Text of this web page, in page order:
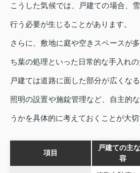
こうした気候では、戸建ての場合、
行う必要が生じることがあります。
さらに、敷地に庭や空きスペースが
ち葉の処理といった日常的な手入れの
戸建ては道路に面した部分が広くな
照明の設置や施錠管理など、自主的
うかを具体的に考えておくことが大切
項目
戸建ての主
容